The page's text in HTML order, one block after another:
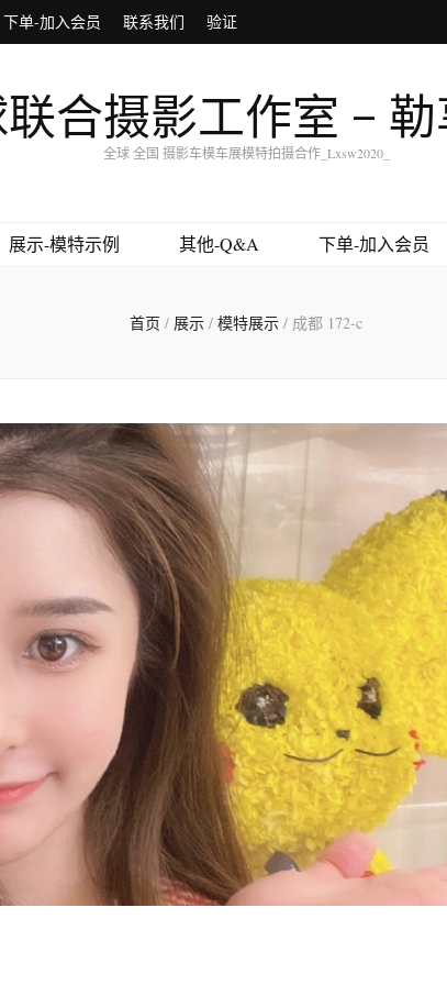
下单-加入会员 联系我们 验证
合摄影工作室 –
全球 全国 摄影车模车展模特拍摄合作_Lxsw2020_
展示-模特示例 其他-Q&A 下单-加入会员
首页 / 展示 / 模特展示 / 成都 172-c